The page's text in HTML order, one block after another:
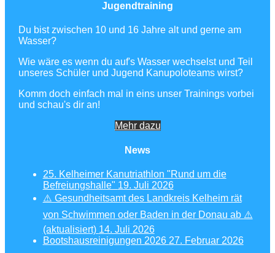
Jugendtraining
Du bist zwischen 10 und 16 Jahre alt und gerne am
Wasser?
Wie wäre es wenn du auf's Wasser wechselst und Teil
unseres Schüler und Jugend Kanupoloteams wirst?
Komm doch einfach mal in eins unser Trainings vorbei
und schau's dir an!
Mehr dazu
News
25. Kelheimer Kanutriathlon "Rund um die
Befreiungshalle" 19. Juli 2026
⚠️ Gesundheitsamt des Landkreis Kelheim rät
von Schwimmen oder Baden in der Donau ab ⚠️
(aktualisiert) 14. Juli 2026
Bootshausreinigungen 2026 27. Februar 2026